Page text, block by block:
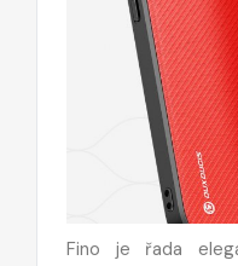
Fino je řada